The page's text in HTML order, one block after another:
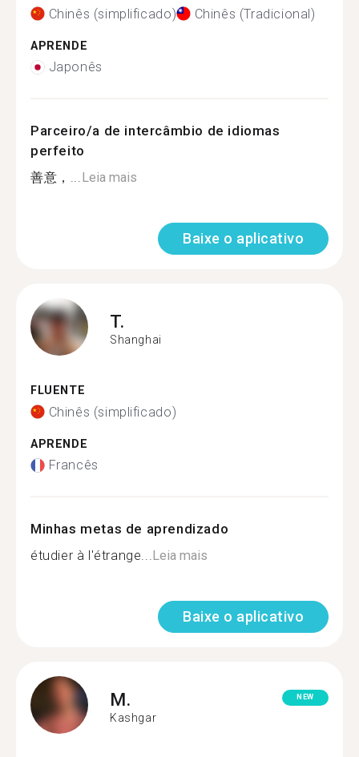
Chinês (simplificado) Chinês (Tradicional)
APRENDE
Japonês
Parceiro/a de intercâmbio de idiomas
perfeito
善意，...Leia mais
Baixe o aplicativo
T.
Shanghai
FLUENTE
Chinês (simplificado)
APRENDE
Francês
Minhas metas de aprendizado
étudier à l'étrange...Leia mais
Baixe o aplicativo
M.
Kashgar
NEW